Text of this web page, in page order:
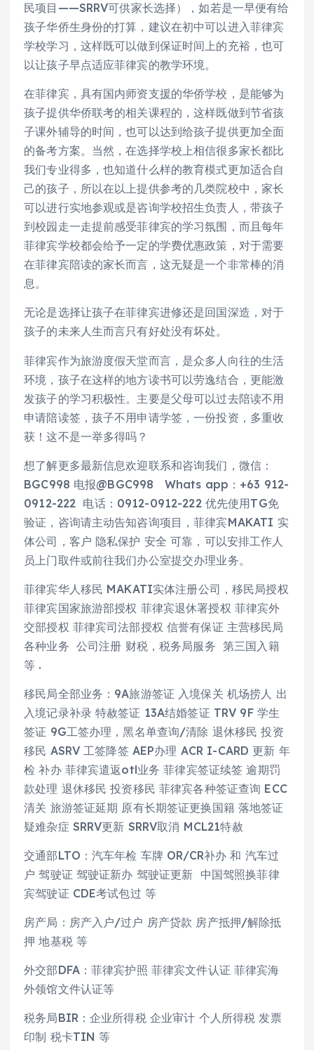
民项目——SRRV可供家长选择），如若是一早便有给
孩子华侨生身份的打算，建议在初中可以进入菲律宾
学校学习，这样既可以做到保证时间上的充裕，也可
以让孩子早点适应菲律宾的教学环境。
在菲律宾，具有国内师资支援的华侨学校，是能够为
孩子提供华侨联考的相关课程的，这样既做到节省孩
子课外辅导的时间，也可以达到给孩子提供更加全面
的备考方案。当然，在选择学校上相信很多家长都比
我们专业得多，也知道什么样的教育模式更加适合自
己的孩子，所以在以上提供参考的几类院校中，家长
可以进行实地参观或是咨询学校招生负责人，带孩子
到校园走一走提前感受菲律宾的学习氛围，而且每年
菲律宾学校都会给予一定的学费优惠政策，对于需要
在菲律宾陪读的家长而言，这无疑是一个非常棒的消
息。
无论是选择让孩子在菲律宾进修还是回国深造，对于
孩子的未来人生而言只有好处没有坏处。
菲律宾作为旅游度假天堂而言，是众多人向往的生活
环境，孩子在这样的地方读书可以劳逸结合，更能激
发孩子的学习积极性。主要是父母可以过去陪读不用
申请陪读签，孩子不用申请学签，一份投资，多重收
获！这不是一举多得吗？
想了解更多最新信息欢迎联系和咨询我们，微信：
BGC998 电报@BGC998 Whats app：+63 912-
0912-222 电话：0912-0912-222 优先使用TG免
验证，咨询请主动告知咨询项目，菲律宾MAKATI 实
体公司，客户 隐私保护 安全 可靠，可以安排工作人
员上门取件或前往我们办公室提交办理业务。
菲律宾华人移民 MAKATI实体注册公司，移民局授权
菲律宾国家旅游部授权 菲律宾退休署授权 菲律宾外
交部授权 菲律宾司法部授权 信誉有保证 主营移民局
各种业务 公司注册 财税，税务局服务 第三国入籍
等 .
移民局全部业务：9A旅游签证 入境保关 机场捞人 出
入境记录补录 特赦签证 13A结婚签证 TRV 9F 学生
签证 9G工签办理，黑名单查询/清除 退休移民 投资
移民 ASRV 工签降签 AEP办理 ACR I-CARD 更新 年
检 补办 菲律宾遣返otl业务 菲律宾签证续签 逾期罚
款处理 退休移民 投资移民 菲律宾各种签证查询 ECC
清关 旅游签证延期 原有长期签证更换国籍 落地签证
疑难杂症 SRRV更新 SRRV取消 MCL21特赦
交通部LTO：汽车年检 车牌 OR/CR补办 和 汽车过
户 驾驶证 驾驶证新办 驾驶证更新 中国驾照换菲律
宾驾驶证 CDE考试包过 等
房产局：房产入户/过户 房产贷款 房产抵押/解除抵
押 地基税 等
外交部DFA：菲律宾护照 菲律宾文件认证 菲律宾海
外领馆文件认证等
税务局BIR：企业所得税 企业审计 个人所得税 发票
印制 税卡TIN 等